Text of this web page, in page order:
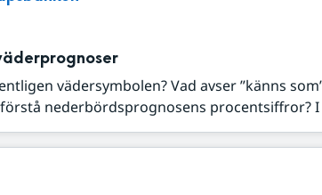
vädersymbolen? Vad avser ”känns
nederbördsprognosens procentsiffror? I